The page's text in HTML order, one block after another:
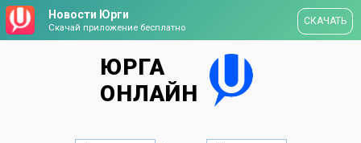
Новости Юрги
Скачай приложение бесплатно
СКАЧАТЬ
ЮРГА
ОНЛАЙН